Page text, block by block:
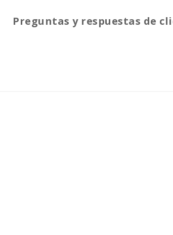
Preguntas y respuestas de